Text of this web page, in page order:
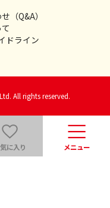
（Q&A）
ドライン
All rights reserved.
に入り メニュー